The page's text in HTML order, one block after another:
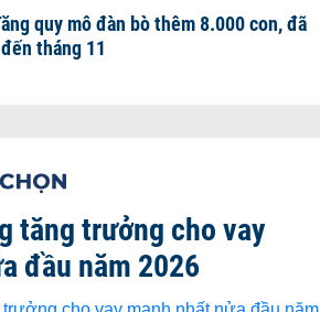
quy mô đàn bò thêm 8.000 con, đã
tháng 11
tăng trưởng cho vay
đầu năm 2026